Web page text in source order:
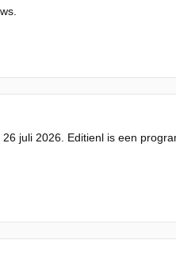
juli 2026. Editienl is een